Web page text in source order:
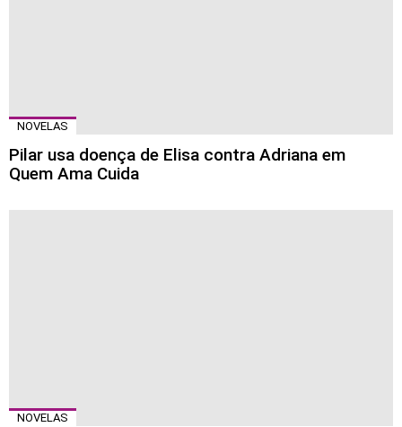
NOVELAS
Pilar usa doença de Elisa contra Adriana em
Quem Ama Cuida
NOVELAS